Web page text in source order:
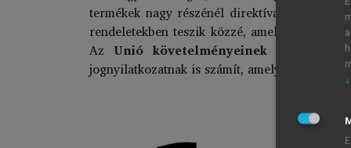
termékek nagy részénél direktívákban és
rendeletekben teszik közzé, amelyek a
Az Unió követelményeinek való
jognyilatkozatnak is számít, amely a gyártó
↓